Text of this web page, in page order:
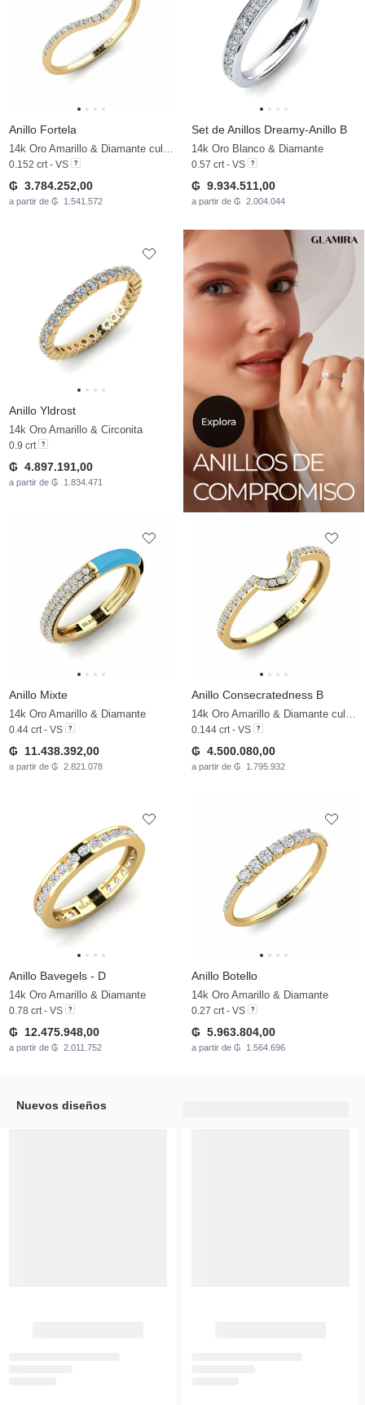
Anillo Fortela
14k Oro Amarillo & Diamante cultivado en laboratorio
0.152 crt - VS
₲ 3.784.252,00
a partir de ₲ 1.541.572
Set de Anillos Dreamy-Anillo B
14k Oro Blanco & Diamante
0.57 crt - VS
₲ 9.934.511,00
a partir de ₲ 2.004.044
Anillo Yldrost
14k Oro Amarillo & Circonita
0.9 crt
₲ 4.897.191,00
a partir de ₲ 1.834.471
Anillo Mixte
14k Oro Amarillo & Diamante
0.44 crt - VS
₲ 11.438.392,00
a partir de ₲ 2.821.078
Anillo Consecratedness B
0.144 crt - VS
₲ 4.500.080,00
a partir de ₲ 1.795.932
Anillo Bavegels - D
14k Oro Amarillo & Diamante
0.78 crt - VS
₲ 12.475.948,00
a partir de ₲ 2.011.752
Anillo Botello
14k Oro Amarillo & Diamante
0.27 crt - VS
₲ 5.963.804,00
a partir de ₲ 1.564.696
Nuevos diseños